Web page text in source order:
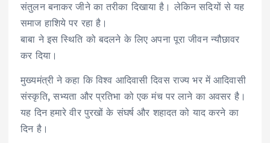
संतुलन बनाकर जीने का तरीका दिखाया है। लेकिन सदियों से यह
समाज हाशिये पर रहा है।
बाबा ने इस स्थिति को बदलने के लिए अपना पूरा जीवन न्यौछावर
कर दिया।
मुख्यमंत्री ने कहा कि विश्व आदिवासी दिवस राज्य भर में आदिवासी
संस्कृति, सभ्यता और प्रतिभा को एक मंच पर लाने का अवसर है।
यह दिन हमारे वीर पुरखों के संघर्ष और शहादत को याद करने का
दिन है।